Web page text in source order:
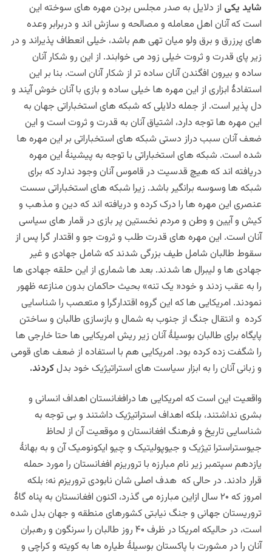
شاید یکی از دلایل به صدر مجلس بردن مهره های سوخته این
است که آنان اهل معامله و مصالحه و سازش اند و دربرابر وعده
های پرزرق و برق ولو میان تهی هم باشد، خیلی انعطاف پذیراند و در
زیر پای قدرت و ثروت خیلی زود می خوابند. از این رو شکار آنان
ساده و بیرون افگندن آنان ساده تر از شکار آنان است. بنا بر این
استفادۀ ابزاری از این مهره ها خیلی ساده و بازی با آنان خوش آیند و
دل پذیر است. از جمله دلایلی که شبکه های استخباراتی جهان به
این مهره ها توجه دارد، اشتیاق آنان به قدرت و ثروت است و این
ضعف آنان سبب دراز دستی شبکه های استخباراتی بر این مهره ها
شده است. شبکه های استخباراتی با توجه به پیشینۀ این مهره
دریافته اند که هیچ قدسیت در قاموس آنان وجود ندارد که برای
شبکه ها وسوسه برانگیر باشد. زیرا شبکه های استخباراتی سست
عنصری این مهره ها را درک کرده و دریافته اند که دین و مذهب و
کیش و آیین و وطن و مردم نخستین پر بازی در قمار های سیاسی
آنان است. این مهره های قدرت طلب و ثروت جو و اقتدار گرا پس از
سقوط طالبان شامل طیف بزرگی شدند که شامل جهادی و غیر
جهادی ها و لیبرال ها شدند. بعد ها شماری از این حلقه جهادی ها
را به عقب زدند و خود« یک تنه» بحیث حاکمان بدون منازعه ظهور
نمودند. امریکایی ها که این گروه اقتدارگرا و متعصب را شناسایی
کرده و انتقال جنگ از جنوب به شمال و بازسازی طالبان و ساختن
پایگاه برای طالبان بوسیلۀ آنان زیر ریش امریکایی ها حتا خارجی ها
را شگفت زده کرده بود. امریکایی هم با استفاده از ضعف های قومی
و زبانی آنان را به ابزار سیاست های استراتیژیک خود بدلکردند.
واقعیت این است که امریکایی ها درافغانستان اهداف انسانی و
بشری نداشتند، بلکه اهداف استراتیژیک داشتند و بی توجه به
شناسایی تاریخ و فرهنگ افغانستان و موقعیت آن از لحاظ
جیوستراسترا تیژیک و جیوپولیتیک و چیو ایکونومیک آن و به بهانۀ
یازدهم سپتمبر زیر نام مبارزه با تروریزم افغانستان را مورد حمله
قرار دادند. در حالی که هدف اصلی شان نابودی تروریزم نه؛ بلکه
امروز که ۲۰ سال ازاین مبارزه می گذرد، اکنون افغانستان به پناه گاۀ
تروریستان جهانی و جنگ نیابتی کشورهای منطقه و جهان بدل شده
است، در حالیکه امریکا در ظرف ۴۰ روز طالبان را سرنگون و رهبران
آنان را در مشورت با پاکستان بوسیلۀ طیاره ها به کویته و کراچی و